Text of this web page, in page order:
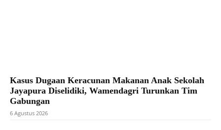
Kasus Dugaan Keracunan Makanan Anak Sekolah
Jayapura Diselidiki, Wamendagri Turunkan Tim
Gabungan
6 Agustus 2026